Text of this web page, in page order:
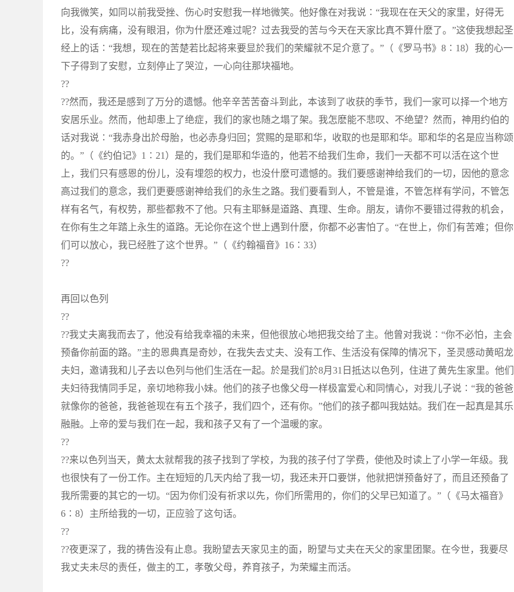
向我微笑，如同以前我受挫、伤心时安慰我一样地微笑。他好像在对我说∶“我现在在天父的家里，好得无
比，没有病痛，没有眼泪，你为什麽还难过呢？过去我受的苦与今天在天家比真不算什麽了。”这使我想起圣
经上的话∶“我想，现在的苦楚若比起将来要显於我们的荣耀就不足介意了。”（《罗马书》8∶18）我的心一
下子得到了安慰，立刻停止了哭泣，一心向往那块福地。
??
??然而，我还是感到了万分的遗憾。他辛辛苦苦奋斗到此，本该到了收获的季节，我们一家可以择一个地方
安居乐业。然而，他却患上了绝症，我们的家也随之塌了架。我怎麽能不悲叹、不绝望？然而，神用约伯的
话对我说∶“我赤身出於母胎，也必赤身归回；赏赐的是耶和华，收取的也是耶和华。耶和华的名是应当称颂
的。”（《约伯记》1∶21）是的，我们是耶和华造的，他若不给我们生命，我们一天都不可以活在这个世
上，我们只有感恩的份儿，没有埋怨的权力，也没什麽可遗憾的。我们要感谢神给我们的一切，因他的意念
高过我们的意念，我们更要感谢神给我们的永生之路。我们要看到人，不管是谁，不管怎样有学问，不管怎
样有名气，有权势，那些都救不了他。只有主耶稣是道路、真理、生命。朋友，请你不要错过得救的机会，
在你有生之年踏上永生的道路。无论你在这个世上遇到什麽，你都不必害怕了。“在世上，你们有苦难；但你
们可以放心，我已经胜了这个世界。”（《约翰福音》16∶33）
??
再回以色列
??
??我丈夫离我而去了，他没有给我幸福的未来，但他很放心地把我交给了主。他曾对我说∶“你不必怕，主会
预备你前面的路。”主的恩典真是奇妙，在我失去丈夫、没有工作、生活没有保障的情况下，圣灵感动黄昭龙
夫妇，邀请我和儿子去以色列与他们生活在一起。於是我们於8月31日抵达以色列，住进了黄先生家里。他们
夫妇待我情同手足，亲切地称我小妹。他们的孩子也像父母一样极富爱心和同情心，对我儿子说∶“我的爸爸
就像你的爸爸，我爸爸现在有五个孩子，我们四个，还有你。”他们的孩子都叫我姑姑。我们在一起真是其乐
融融。上帝的爱与我们在一起，我和孩子又有了一个温暖的家。
??
??来以色列当天，黄太太就帮我的孩子找到了学校，为我的孩子付了学费，使他及时读上了小学一年级。我
也很快有了一份工作。主在短短的几天内给了我一切，我还未开口要饼，他就把饼预备好了，而且还预备了
我所需要的其它的一切。“因为你们没有祈求以先，你们所需用的，你们的父早已知道了。”（《马太福音》
6∶8）主所给我的一切，正应验了这句话。
??
??夜更深了，我的祷告没有止息。我盼望去天家见主的面，盼望与丈夫在天父的家里团聚。在今世，我要尽
我丈夫未尽的责任，做主的工，孝敬父母，养育孩子，为荣耀主而活。